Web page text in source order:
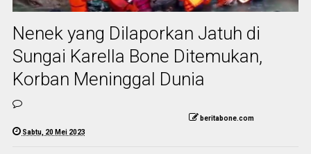
Nenek yang Dilaporkan Jatuh di
Sungai Karella Bone Ditemukan,
Korban Meninggal Dunia
beritabone.com
Sabtu, 20 Mei 2023